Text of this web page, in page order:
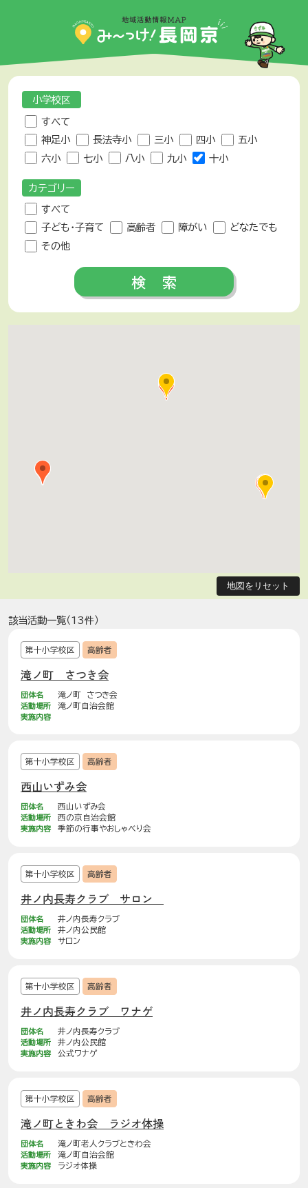
小学校区
すべて
神足小
長法寺小 三小 四小
五小
六小
七小 八小 九小 十小
カテゴリー
すべて
子ども・子育て
高齢者 障がい
どなたでも
その他
地図をリセット
該当活動一覧（13件）
第十小学校区 高齢者
滝ノ町 さつき会
団体名
滝ノ町 さつき会
活動場所
滝ノ町自治会館
実施内容
第十小学校区 高齢者
西山いずみ会
団体名
西山いずみ会
活動場所
西の京自治会館
実施内容
季節の行事やおしゃべり会
第十小学校区 高齢者
井ノ内長寿クラブ サロン
団体名
井ノ内長寿クラブ
活動場所
井ノ内公民館
実施内容
サロン
第十小学校区 高齢者
井ノ内長寿クラブ ワナゲ
団体名
井ノ内長寿クラブ
活動場所
井ノ内公民館
実施内容
公式ワナゲ
第十小学校区 高齢者
滝ノ町ときわ会 ラジオ体操
団体名
滝ノ町老人クラブときわ会
活動場所
滝ノ町自治会館
実施内容
ラジオ体操